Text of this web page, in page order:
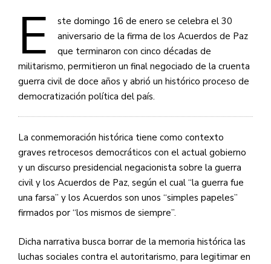
E
ste domingo 16 de enero se celebra el 30
aniversario de la firma de los Acuerdos de Paz
que terminaron con cinco décadas de
militarismo, permitieron un final negociado de la cruenta
guerra civil de doce años y abrió un histórico proceso de
democratización política del país.
La conmemoración histórica tiene como contexto
graves retrocesos democráticos con el actual gobierno
y un discurso presidencial negacionista sobre la guerra
civil y los Acuerdos de Paz, según el cual “la guerra fue
una farsa” y los Acuerdos son unos “simples papeles”
firmados por “los mismos de siempre”.
Dicha narrativa busca borrar de la memoria histórica las
luchas sociales contra el autoritarismo, para legitimar en